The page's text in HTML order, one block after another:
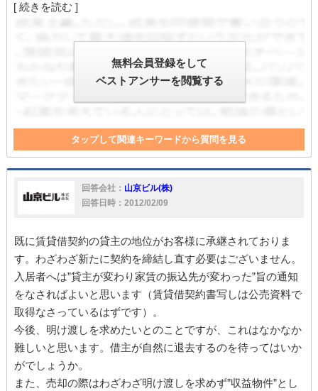
[ 続きを読む ]
無料会員登録をして
ベストアンサーを閲覧する
タップして関連キーワードから質問を見る
管理 不動産会社 退去 契約書 初期費用
不動産
賃料
管理手数料
回答会社： 山京ビル(株)
回答日時：2012/02/09
既に賃貸借契約の貸主の地位がお客様に承継されておりま
す。わざわざ新たに契約を締結し直す必要はございません。
入居者へは”貸主が変わり家賃の振込先が変わった”旨の通知
をなさればよいと思います（賃貸借契約書写しは公売資料で
取得なさっているはずです）。
今後、明け渡しを求めたいとのことですが、これはなかなか
難しいと思います。借主が自然に退去するのを待ってはいか
がでしょうか。
また、売却の際はわざわざ明け渡しを求めず”収益物件”とし